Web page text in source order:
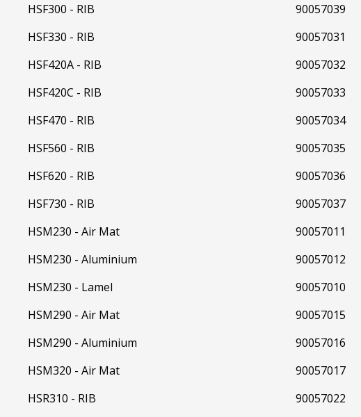
HSF300 - RIB
HSF330 - RIB
HSF420A - RIB
HSF420C - RIB
HSF470 - RIB
HSF560 - RIB
HSF620 - RIB
HSF730 - RIB
HSM230 - Air Mat
HSM230 - Aluminium
HSM230 - Lamel
HSM290 - Air Mat
HSM290 - Aluminium
HSM320 - Air Mat
HSR310 - RIB
90057039
90057031
90057032
90057033
90057034
90057035
90057036
90057037
90057011
90057012
90057010
90057015
90057016
90057017
90057022